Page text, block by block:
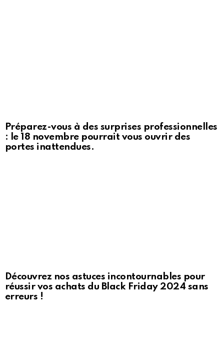
Préparez-vous à des surprises professionnelles
: le 18 novembre pourrait vous ouvrir des
portes inattendues.
Découvrez nos astuces incontournables pour
réussir vos achats du Black Friday 2024 sans
erreurs !